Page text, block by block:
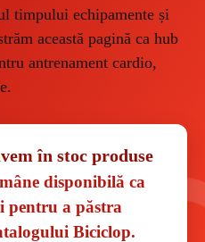
timpului echipamente și
această pagină ca hub
antrenament cardio,
în stoc produse
disponibilă ca
pentru a păstra
Biciclop.